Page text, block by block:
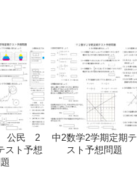
公民 2
スト予想
中2数学2学期定期テ
スト予想問題